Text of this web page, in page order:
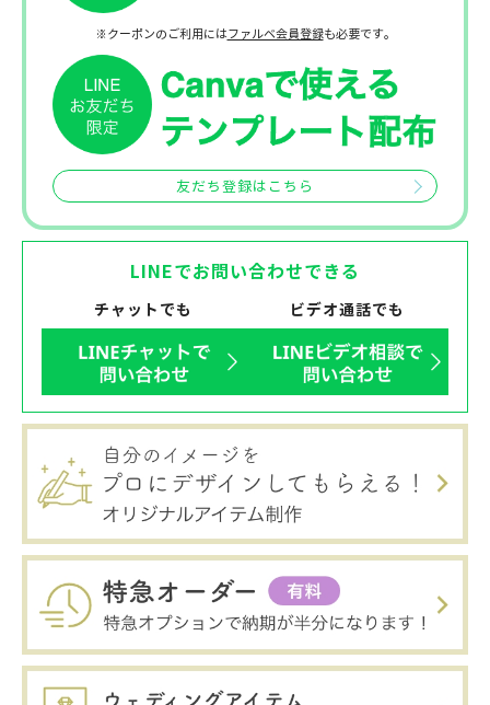
※クーポンのご利用にはファルベ会員登録も必要です。
友だち登録はこちら
LINEでお問い合わせできる
チャットでも ビデオ通話でも